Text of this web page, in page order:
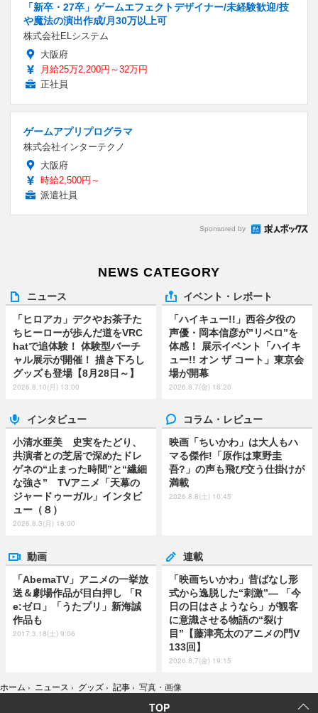
「新卒・27卒」ゲームエフェクトデザイナー/未経験歓迎/技
や魔法の演出作成/月30万以上可
株式会社ELシステム
大阪府
月給25万2,200円～32万円
正社員
ゲームアプリプログラマ
株式会社インターテクノ
大阪府
時給2,500円～
派遣社員
Sponsored by
NEWS CATEGORY
ニュース
「ヒロアカ」デクやお茶子た
ちヒーローが歩んだ道をVRC
hatで追体験！ 体験型バーチ
ャル展示が開催！ 描き下ろし
グッズも登場【8月28日～】
2026.8.10(月) 13:00
イベント・レポート
「ハイキュー!!」西谷夕役の
声優・岡本信彦が”リベロ”を
体感！ 展示イベント「ハイキ
ュー!! オン ザ コート」東京会
場が開幕
2026.8.7(金) 18:20
インタビュー
小清水亜美 史実をたどり、
共演者との芝居で深めたドレ
ゲネの“止まった時間”と“繊細
な強さ” TVアニメ「天幕の
ジャードゥーガル」インタビ
ュー（８）
2026.8.3(月) 18:00
コラム・レビュー
映画「ちいかわ」は大人もハ
マる傑作!「原作は東野圭
吾?」の声も飛び交う仕掛けが
満載
2026.8.8(土) 10:45
動画
「AbemaTV」アニメの一挙放
送＆劇場作品が目白押し 「R
e:ゼロ」「うたプリ」新海誠
作品も
2017.3.18(土) 9:06
連載
「映画ちいかわ」昔ばなし形
式から逸脱した“刺激”― 「今
日の日はさようなら」が観客
に意識させる物語の“裂け
目”【藤津亮太のアニメの門V
133回】
2026.8.7(金) 19:15
ホーム › ニュース › グッズ › 記事 › 写真・画像
TOP